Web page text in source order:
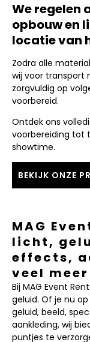
We regelen
opbouw en
locatie van
Zodra alle
wij voor transport
zorgvuldig op
voorbereid.
Ontdek ons
voorbereiding tot
showtime.
BEKIJK ONZE
MAG
licht,
effects,
veel meer
Bij MAG Event
geluid. Of je nu
geluid, beeld,
aankleding, wij
puntjes te